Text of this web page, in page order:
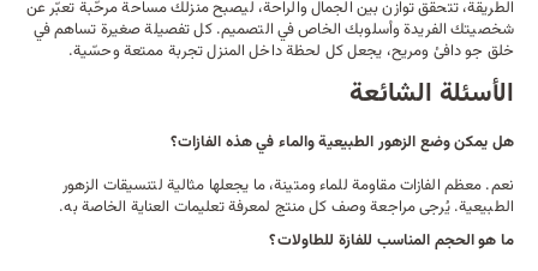
الطريقة، تتحقق توازن بين الجمال والراحة، ليصبح منزلك مساحة مرحّبة تعبّر عن
شخصيتك الفريدة وأسلوبك الخاص في التصميم. كل تفصيلة صغيرة تساهم في
خلق جو دافئ ومريح، يجعل كل لحظة داخل المنزل تجربة ممتعة وحسّية.
الأسئلة الشائعة
هل يمكن وضع الزهور الطبيعية والماء في هذه الفازات؟
نعم. معظم الفازات مقاومة للماء ومتينة، ما يجعلها مثالية لتنسيقات الزهور
الطبيعية. يُرجى مراجعة وصف كل منتج لمعرفة تعليمات العناية الخاصة به.
ما هو الحجم المناسب للفازة للطاولات؟